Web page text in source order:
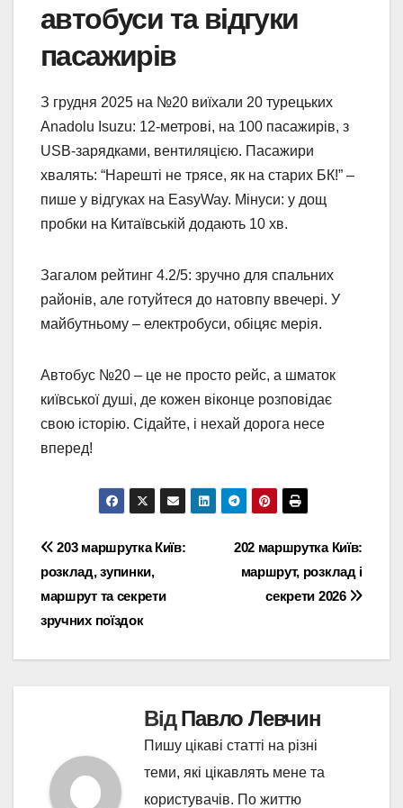
автобуси та відгуки
пасажирів
З грудня 2025 на №20 виїхали 20 турецьких
Anadolu Isuzu: 12-метрові, на 100 пасажирів, з
USB-зарядками, вентиляцією. Пасажири
хвалять: “Нарешті не трясе, як на старих БК!” –
пише у відгуках на EasyWay. Мінуси: у дощ
пробки на Китаївській додають 10 хв.
Загалом рейтинг 4.2/5: зручно для спальних
районів, але готуйтеся до натовпу ввечері. У
майбутньому – електробуси, обіцяє мерія.
Автобус №20 – це не просто рейс, а шматок
київської душі, де кожен віконце розповідає
свою історію. Сідайте, і нехай дорога несе
вперед!
Навігація
записів
202 маршрутка Київ:
маршрут, розклад і
секрети 2026
203 маршрутка Київ:
розклад, зупинки,
маршрут та секрети
зручних поїздок
ВідПавло Левчин
Пишу цікаві статті на різні
теми, які цікавлять мене та
користувачів. По життю